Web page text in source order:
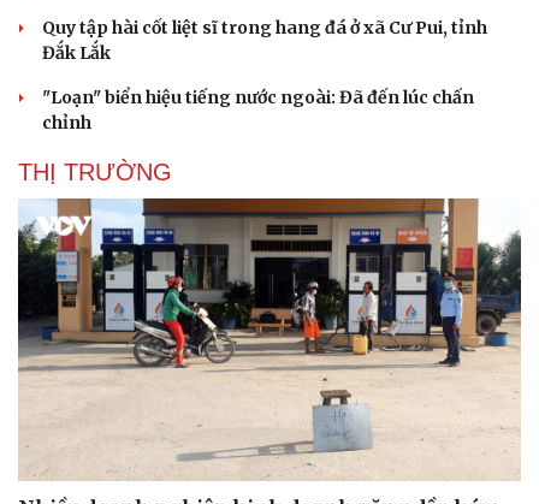
Quy tập hài cốt liệt sĩ trong hang đá ở xã Cư Pui, tỉnh
Đắk Lắk
"Loạn" biển hiệu tiếng nước ngoài: Đã đến lúc chấn
chỉnh
THỊ TRƯỜNG